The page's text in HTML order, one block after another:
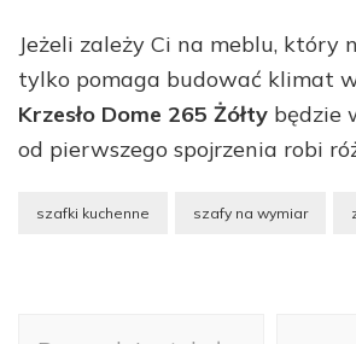
Jeżeli zależy Ci na meblu, który
tylko pomaga budować klimat
Krzesło Dome 265 Żółty będzie
od pierwszego spojrzenia robi
szafki kuchenne szafy na wymiar